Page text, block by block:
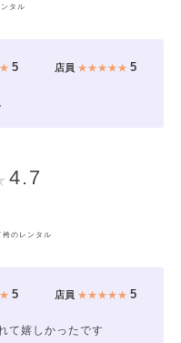
タル
5 店員 ★★★★★5
4.7
のレンタル
5 店員 ★★★★★5
て嬉しかったです